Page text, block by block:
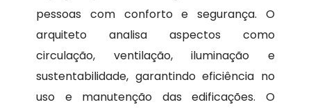
pessoas com conforto e segurança. O
arquiteto analisa aspectos como
circulação, ventilação, iluminação e
sustentabilidade, garantindo eficiência no
uso e manutenção das edificações. O